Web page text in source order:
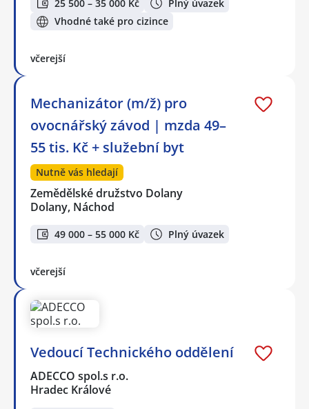
25 500 – 35 000 Kč
Plný úvazek
Vhodné také pro cizince
včerejší
Mechanizátor (m/ž) pro
ovocnářský závod | mzda 49–
55 tis. Kč + služební byt
Nutně vás hledají
Zemědělské družstvo Dolany
Dolany, Náchod
49 000 – 55 000 Kč Plný úvazek
včerejší
Vedoucí Technického oddělení
ADECCO spol.s r.o.
Hradec Králové